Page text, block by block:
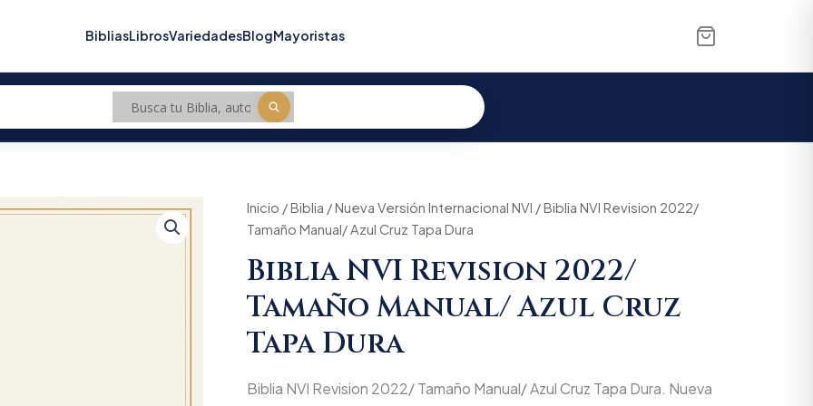
BibliasLibrosVariedadesBlogMayoristas
Inicio /Biblia /Nueva Versión Internacional NVI / Biblia NVI Revision 2022/
Tamaño Manual/ Azul Cruz Tapa Dura
Biblia NVI Revision 2022/
Tamaño Manual/ Azul Cruz
Tapa Dura
Biblia NVI Revision 2022/ Tamaño Manual/ Azul Cruz Tapa Dura. Nueva
Original
was:
$59.900.
Current
is:
$56.905.
Biblia
NVI
2022/
Tamaño
Manual/
Azul
Cruz
Tapa
cantidad